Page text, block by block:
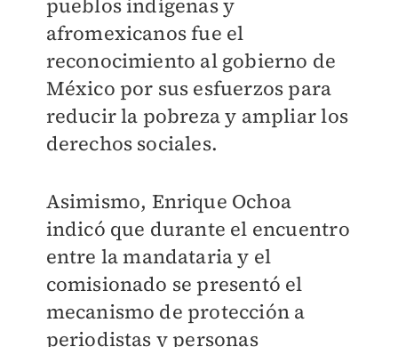
pueblos indígenas y
afromexicanos fue el
reconocimiento al gobierno de
México por sus esfuerzos para
reducir la pobreza y ampliar los
derechos sociales.
Asimismo, Enrique Ochoa
indicó que durante el encuentro
entre la mandataria y el
comisionado se presentó el
mecanismo de protección a
periodistas y personas